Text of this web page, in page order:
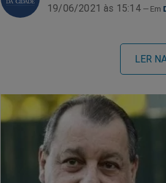
19/06/2021 às 15:14
LER